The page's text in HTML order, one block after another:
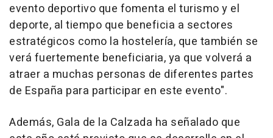
evento deportivo que fomenta el turismo y el
deporte, al tiempo que beneficia a sectores
estratégicos como la hostelería, que también se
verá fuertemente beneficiaria, ya que volverá a
atraer a muchas personas de diferentes partes
de España para participar en este evento".
Además, Gala de la Calzada ha señalado que